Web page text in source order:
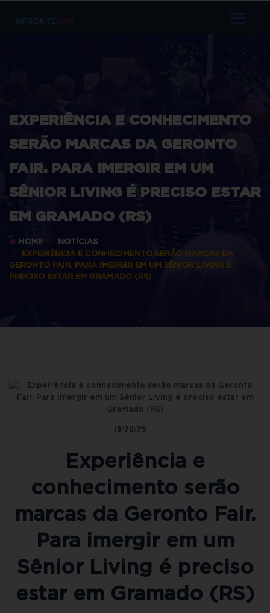
EXPERIÊNCIA E CONHECIMENTO
SERÃO MARCAS DA GERONTO
FAIR. PARA IMERGIR EM UM
SÊNIOR LIVING É PRECISO ESTAR
EM GRAMADO (RS)
HOME
NOTÍCIAS
EXPERIÊNCIA E CONHECIMENTO SERÃO MARCAS DA
GERONTO FAIR. PARA IMERGIR EM UM SÊNIOR LIVING É
PRECISO ESTAR EM GRAMADO (RS)
19/20/25
Experiência e
conhecimento serão
marcas da Geronto Fair.
Para imergir em um
Sênior Living é preciso
estar em Gramado (RS)